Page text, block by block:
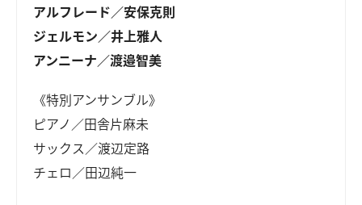
アルフレード／安保克則
ジェルモン／井上雅人
アンニーナ／渡邉智美
《特別アンサンブル》
ピアノ／田舎片麻未
サックス／渡辺定路
チェロ／田辺純一